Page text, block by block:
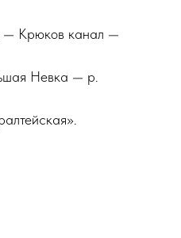
— Крюков канал —
Невка — р.